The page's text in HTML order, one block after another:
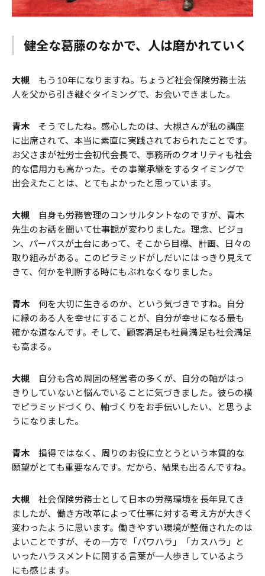
健全な葛藤のなかで、人は磨かれていく
大槻 もう10年になりますね。ちょうど社会保険労務士法
人を父から引き継ぐタイミングで、お会いできました。
青木 そうでしたね。感心したのは、大槻さんが私の講座
に出席されて、本当に素直に実践されておられたことです。
お父さまが社労士会初代会長で、事務所のクオリティも社会
的な信用力も高かった。その事業承継をするタイミングで
出会えたことは、とてもよかったと思っています。
大槻 自身も労務管理のコンサルタントなのですが、青木
先生のお話を聞いて仕事観が変わりました。理念、ビジョ
ン、パーパスが土台にあって、そこから目標、計画、日々の
取り組みがある。このピラミッドがしだいにはっきり見えて
きて、何かを判断する時にもぶれなくなりました。
青木 何を大切に生きるのか、という気づきですね。自分
に縁のある人を幸せにすることが、自分が幸せになる最も
確かな道なんです。そして、顧客満足も社員満足も社会満足
も高まる。
大槻 自分も含め周囲の経営者の多くが、自分の軸がはっ
きりしていないと悩んでいることに気づきました。彼らの横
でピラミッドづくり、軸づくりをお手伝いしたい、と思うよ
うになりました。
青木 損得ではなく、周りのお役に立とうという本質的な
願望がとても重要なんです。だから、結果も出るんですね。
大槻 社会保険労務士として日本の労務環境を長年見てき
ましたが、働き方改革によって仕事に対する考え方が大きく
変わったように思います。働きやすい環境が整備されたのは
よいことですが、その一方で「パワハラ」「カスハラ」と
いったハラスメントに関する言葉が一人歩きしているよう
にも感じます。